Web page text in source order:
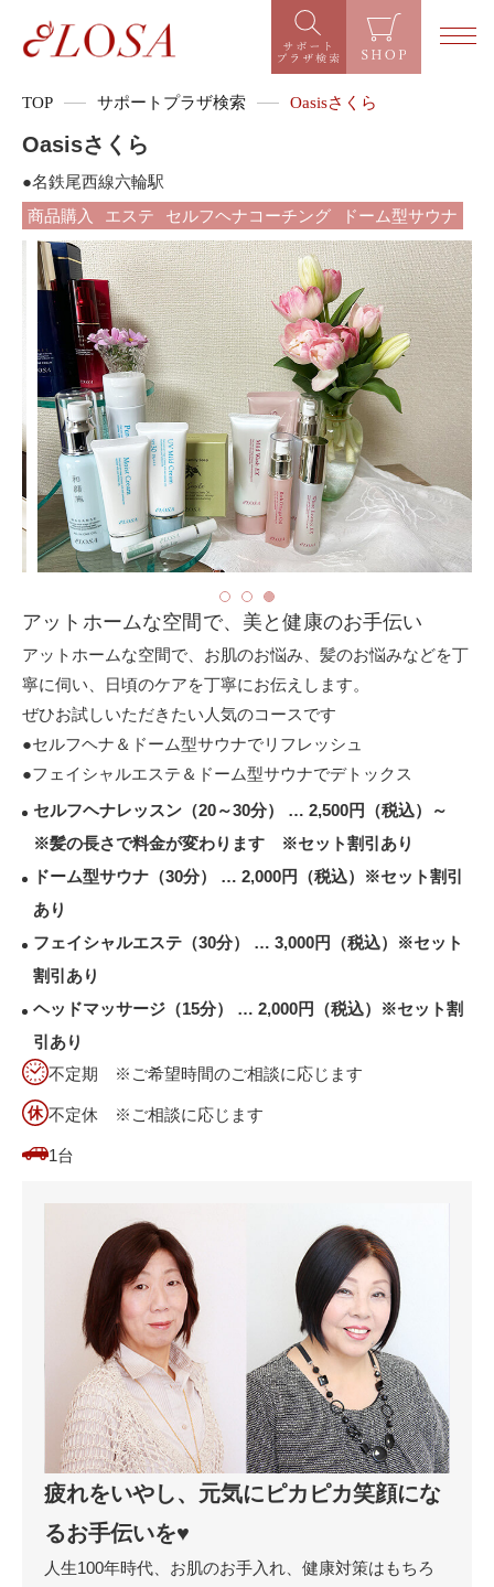
TOP サポートプラザ検索 Oasisさくら
Oasisさくら
●名鉄尾西線六輪駅
商品購入
エステ セルフヘナコーチング ドーム型サウナ
アットホームな空間で、美と健康のお手伝い
アットホームな空間で、お肌のお悩み、髪のお悩みなどを丁
寧に伺い、日頃のケアを丁寧にお伝えします。
ぜひお試しいただきたい人気のコースです
●セルフヘナ＆ドーム型サウナでリフレッシュ
●フェイシャルエステ＆ドーム型サウナでデトックス
セルフヘナレッスン（20～30分） … 2,500円（税込）～
※髪の長さで料金が変わります ※セット割引あり
ドーム型サウナ（30分） … 2,000円（税込）※セット割引
あり
フェイシャルエステ（30分） … 3,000円（税込）※セット
割引あり
ヘッドマッサージ（15分） … 2,000円（税込）※セット割
引あり
不定期 ※ご希望時間のご相談に応じます
不定休 ※ご相談に応じます
1台
疲れをいやし、元気にピカピカ笑顔にな
るお手伝いを♥
人生100年時代、お肌のお手入れ、健康対策はもちろ